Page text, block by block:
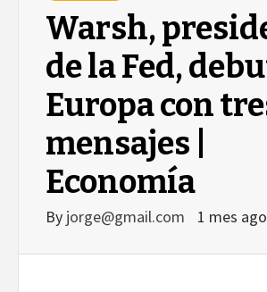
Warsh,
de la Fed,
Europa con
mensajes |
Economía
By jorge@gmail.com 1 mes ago